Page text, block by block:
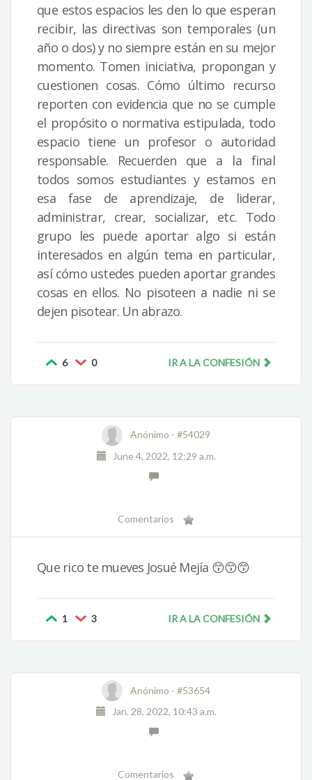
que estos espacios les den lo que esperan
recibir, las directivas son temporales (un
año o dos) y no siempre están en su mejor
momento. Tomen iniciativa, propongan y
cuestionen cosas. Cómo último recurso
reporten con evidencia que no se cumple
el propósito o normativa estipulada, todo
espacio tiene un profesor o autoridad
responsable. Recuerden que a la final
todos somos estudiantes y estamos en
esa fase de aprendizaje, de liderar,
administrar, crear, socializar, etc. Todo
grupo les puede aportar algo si están
interesados en algún tema en particular,
así cómo ustedes pueden aportar grandes
cosas en ellos. No pisoteen a nadie ni se
dejen pisotear. Un abrazo.
6 0 IR A LA CONFESIÓN
Anónimo - #54029
June 4, 2022, 12:29 a.m.
Comentarios
Que rico te mueves Josué Mejía 😙😙😙
1 3 IR A LA CONFESIÓN
Anónimo - #53654
Jan. 28, 2022, 10:43 a.m.
Comentarios